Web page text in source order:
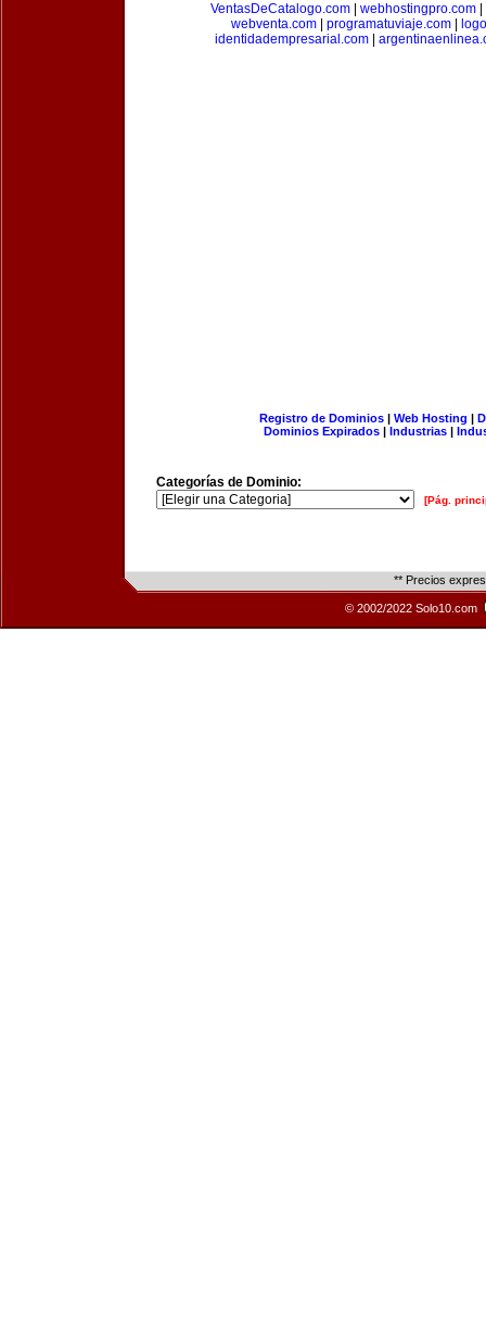
VentasDeCatalogo.com| webhostingpro.com|
webventa.com
programatuviaje.com
identidadempresarial.com
Registro de Dominios| Web Hosting |
Dominios Expirados | Industrias |
Categorías de Dominio:
[Pág.
** Precios
© 2002/2022 Solo10.com